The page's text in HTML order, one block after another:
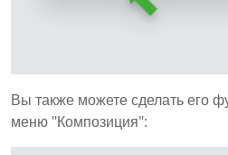
Вы также можете сделать его
меню "Композиция":